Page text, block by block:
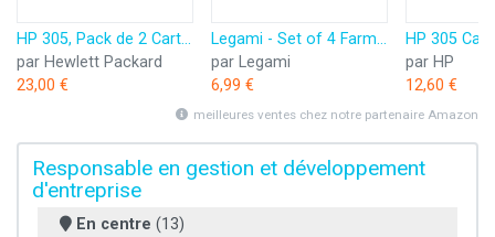
HP 305, Pack de 2 Cartouches d’Encre Originales, 6ZD17AE, Noir, Cyan, Jaune, Magenta
par Hewlett Packard
23,00 €
Legami - Set of 4 Farm Sweet Farm Erasable Gel Pens, Stylos à encre thermosensible effaçable, noir, rose, vert, rouge, efface sans consommer de feuille, pointe 0,7 mm
par Legami
6,99 €
par HP
12,60 €
meilleures ventes chez notre partenaire Amazon
Responsable en gestion et développement
d'entreprise
En centre (13)